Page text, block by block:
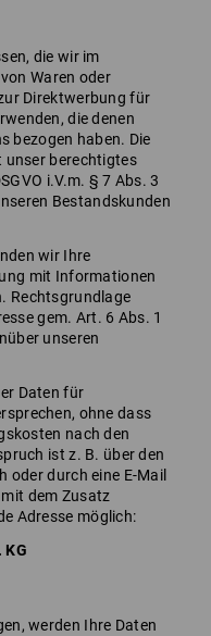
die wir im
Waren oder
Direktwerbung für
die denen
bezogen haben. Die
unser berechtigtes
i.V.m. § 7 Abs. 3
Bestandskunden
wir Ihre
mit Informationen
Rechtsgrundlage
gem. Art. 6 Abs. 1
unseren
Daten für
ohne dass
nach den
ist z. B. über den
oder durch eine E-Mail
dem Zusatz
Adresse möglich:
KG
werden Ihre Daten